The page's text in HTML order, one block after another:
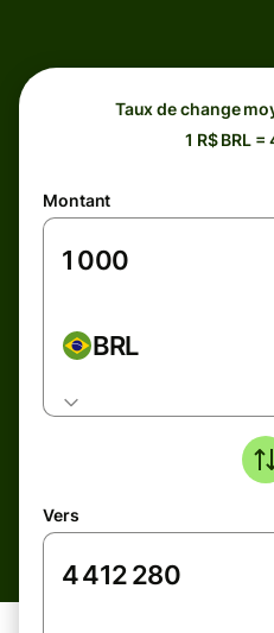
Taux de change
1 R$ BRL =
Montant
BRL
Vers